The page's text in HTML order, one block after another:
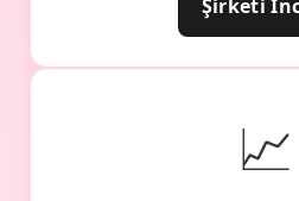
Şirketi
📈